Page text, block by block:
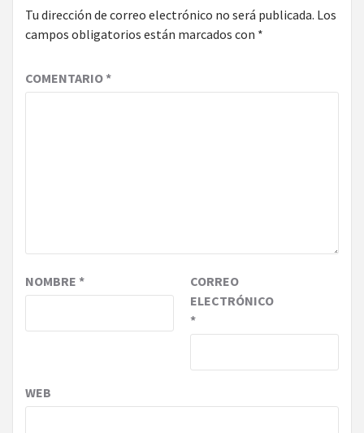
Tu dirección de correo electrónico no será publicada. Los
campos obligatorios están marcados con *
COMENTARIO*
NOMBRE *
CORREO
ELECTRÓNICO
*
WEB